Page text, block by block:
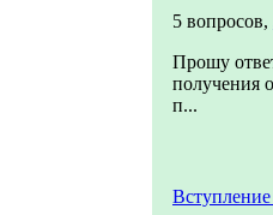
5 вопросов,
Прошу
получения
п...